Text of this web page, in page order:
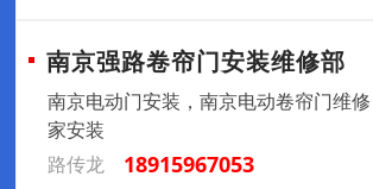
南京强路卷帘门安装维修部
南京电动门安装，南京电动卷帘门维
家安装
路传龙
18915967053